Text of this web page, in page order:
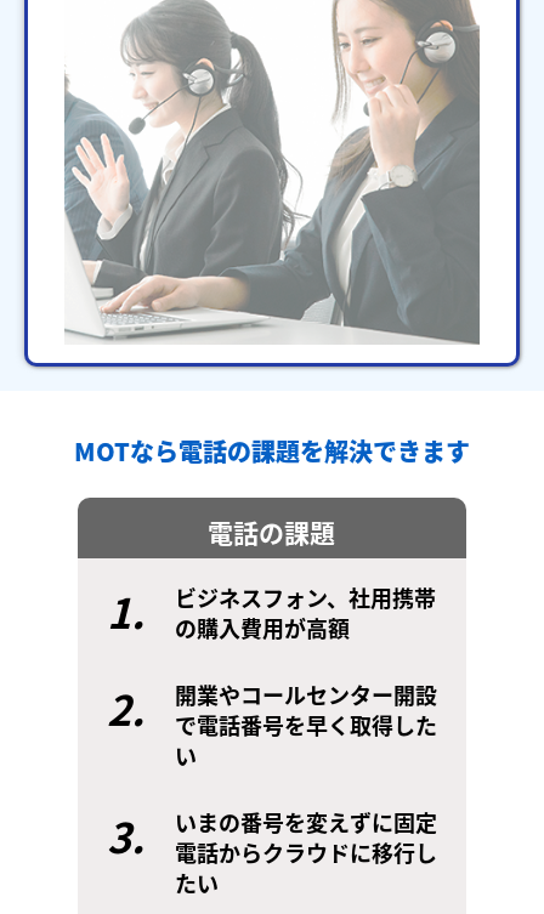
MOTなら電話の課題を解決できます
電話の課題
1.
ビジネスフォン、社用携帯
の購入費用が高額
2.
開業やコールセンター開設
で電話番号を早く取得した
い
3.
いまの番号を変えずに固定
電話からクラウドに移行し
たい